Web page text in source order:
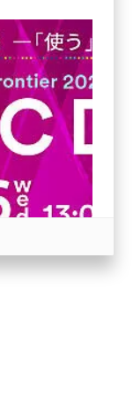
度が増えた」と回答。